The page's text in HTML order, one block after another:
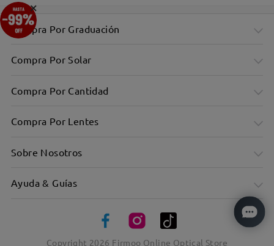
Compra Por Graduación
Compra Por Solar
Compra Por Cantidad
Compra Por Lentes
Sobre Nosotros
Ayuda & Guías
Copyright 2026 Firmoo Online Optical Store
×